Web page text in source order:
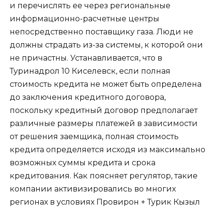
и перечислять ее через региональные
информационно-расчетные центры
непосредственно поставщику газа. Люди не
должны страдать из-за системы, к которой они
не причастны. Устанавливается, что в
Туринадрол 10 Киселевск, если полная
стоимость кредита не может быть определена
до заключения кредитного договора,
поскольку кредитный договор предполагает
различные размеры платежей в зависимости
от решения заемщика, полная стоимость
кредита определяется исходя из максимально
возможных суммы кредита и срока
кредитования. Как поясняет регулятор, такие
компании активизировались во многих
регионах в условиях Провирон + Турик Кызыл